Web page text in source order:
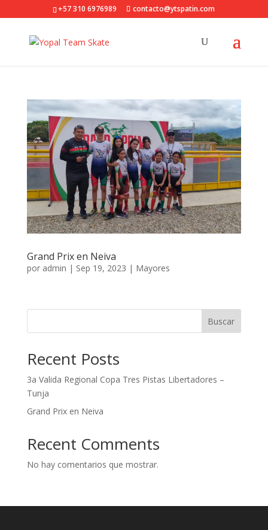
+57 310 6976989 contacto@ytspatin.com
Grand Prix en Neiva
por admin | Sep 19, 2023 | Mayores
Buscar
Recent Posts
3a Valida Regional Copa Tres Pistas Libertadores –
Tunja
Grand Prix en Neiva
Recent Comments
No hay comentarios que mostrar.